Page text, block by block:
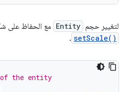
لتغيير حجم Entity مع الحفاظ على
setScale()
.
the entity